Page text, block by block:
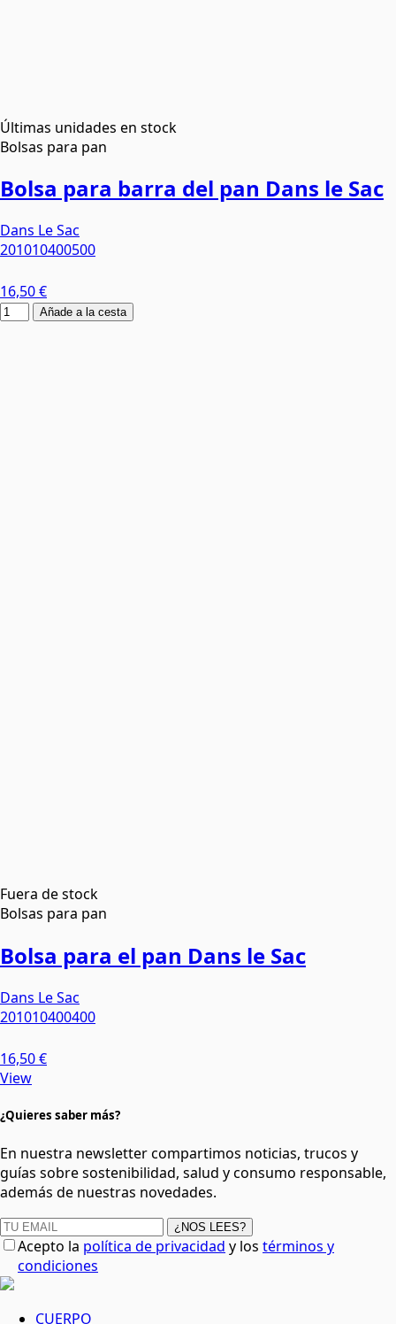
Últimas unidades en stock
Bolsas para pan
Bolsa para barra del pan Dans le Sac
Dans Le Sac
201010400500
16,50 €
Añade a la cesta
Fuera de stock
Bolsas para pan
Bolsa para el pan Dans le Sac
Dans Le Sac
201010400400
16,50 €
View
¿Quieres saber más?
En nuestra newsletter compartimos noticias, trucos y
guías sobre sostenibilidad, salud y consumo responsable,
además de nuestras novedades.
¿NOS LEES?
Acepto la política de privacidad y los términos y
condiciones
CUERPO